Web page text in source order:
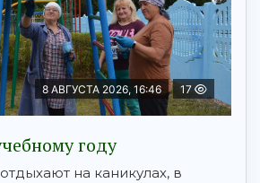
8 АВГУСТА 2026, 16:46 17
году
на каникулах, в